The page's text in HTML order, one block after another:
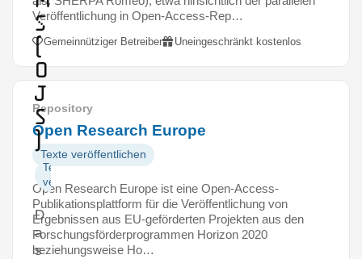
s
(
O
J
S
)
Texte
veröffentlichen
D
a
s
Veröffentlichung in Open-Access-Rep…
Gemeinnütziger Betreiber Uneingeschränkt kostenlos
Repository
Open Research Europe
Texte veröffentlichen
Open Research Europe ist eine Open-Access-
Publikationsplattform für die Veröffentlichung von
Ergebnissen aus EU-geförderten Projekten aus den
Forschungsförderprogrammen Horizon 2020
beziehungsweise Ho…